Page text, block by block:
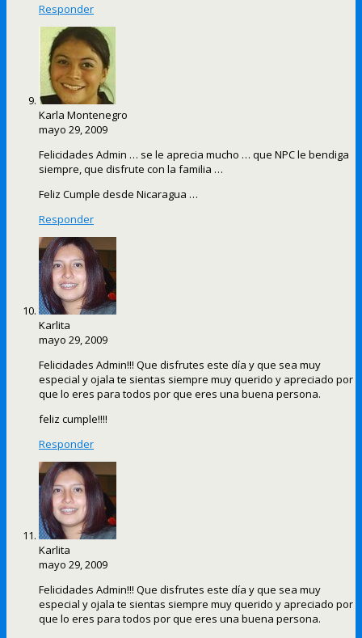
Responder
Karla Montenegro
mayo 29, 2009
Felicidades Admin … se le aprecia mucho … que NPC le bendiga
siempre, que disfrute con la familia …
Feliz Cumple desde Nicaragua …
Responder
Karlita
mayo 29, 2009
Felicidades Admin!!! Que disfrutes este día y que sea muy
especial y ojala te sientas siempre muy querido y apreciado por
que lo eres para todos por que eres una buena persona.
feliz cumple!!!!
Responder
Karlita
mayo 29, 2009
Felicidades Admin!!! Que disfrutes este día y que sea muy
especial y ojala te sientas siempre muy querido y apreciado por
que lo eres para todos por que eres una buena persona.